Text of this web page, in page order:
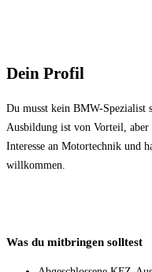
Dein Profil
Du musst kein BMW-Spezialist
Ausbildung ist von Vorteil,
Interesse an Motortechnik und
willkommen.
Was du mitbringen solltest